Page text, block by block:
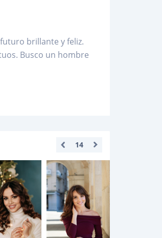
brillante y feliz.
Busco un hombre
14